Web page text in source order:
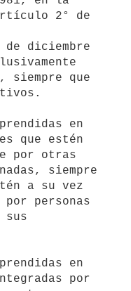
2° de
que estén
siempre
personas
por